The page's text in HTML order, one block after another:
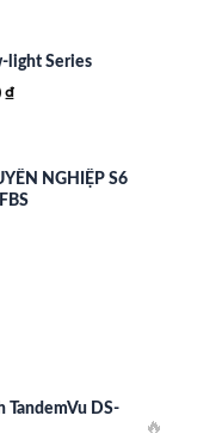
light Series
₫.
₫
là:
4.900.000 ₫.
NGHIỆP S6
TandemVu DS-
🔥